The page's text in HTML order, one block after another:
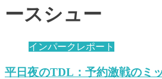
ースシュー
インパークレポート
平日夜のTDL：予約激戦のミ